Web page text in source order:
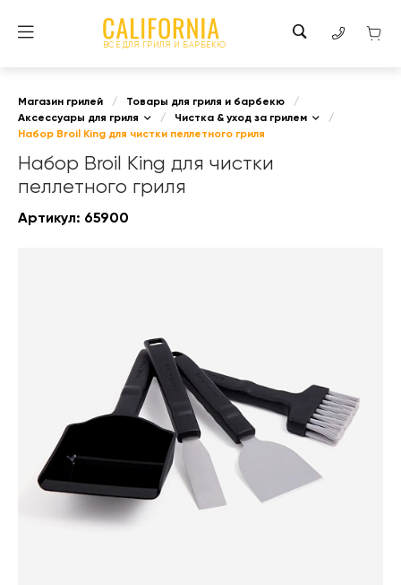
ВСЕ ДЛЯ ГРИЛЯ И БАРБЕКЮ
Магазин грилей / Товары для гриля и барбекю
/
Аксессуары для гриля
/ Чистка & уход за грилем
/
Набор Broil King для чистки пеллетного гриля
Набор Broil King для чистки
пеллетного гриля
Артикул: 65900